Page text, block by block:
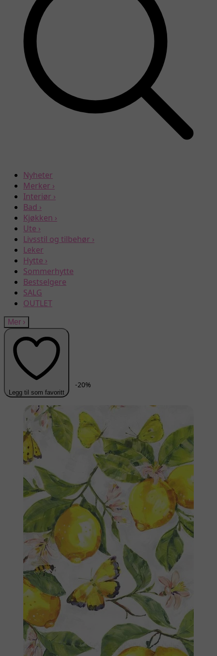
Nyheter
Merker ›
Interiør ›
Bad ›
Kjøkken ›
Ute ›
Livsstil og tilbehør ›
Leker
Hytte ›
Sommerhytte
Bestselgere
SALG
OUTLET
Mer ›
Legg til som favoritt
-20%